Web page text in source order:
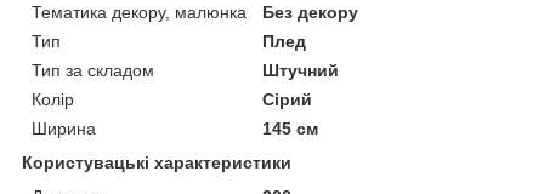
Тематика декору, малюнка
Без декору
Тип
Плед
Тип за складом
Штучний
Колір
Сірий
Ширина
145 см
Користувацькі характеристики